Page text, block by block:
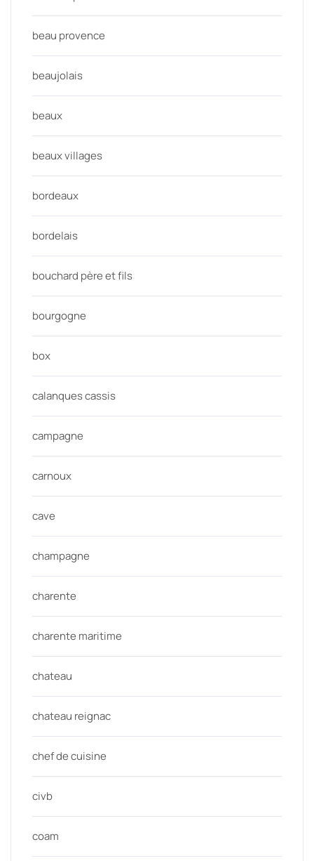
beau provence
beaujolais
beaux
beaux villages
bordeaux
bordelais
bouchard père et fils
bourgogne
box
calanques cassis
campagne
carnoux
cave
champagne
charente
charente maritime
chateau
chateau reignac
chef de cuisine
civb
coam